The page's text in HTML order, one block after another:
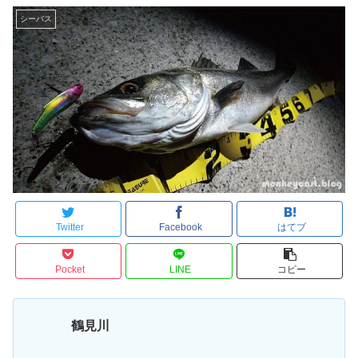
シーバス
Twitter Facebook はてブ
Pocket LINE コピー
鶴見川